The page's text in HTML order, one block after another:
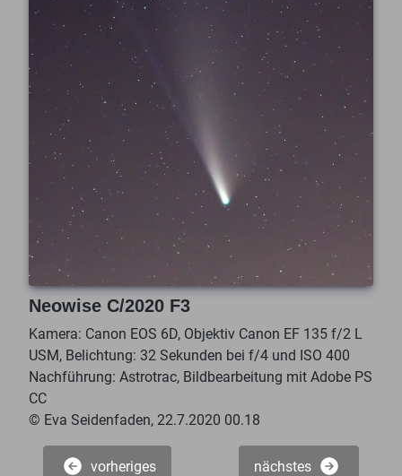
Neowise C/2020 F3
Kamera: Canon EOS 6D, Objektiv Canon EF 135 f/2 L
USM, Belichtung: 32 Sekunden bei f/4 und ISO 400
Nachführung: Astrotrac, Bildbearbeitung mit Adobe PS
CC
© Eva Seidenfaden, 22.7.2020 00.18
vorheriges nächstes